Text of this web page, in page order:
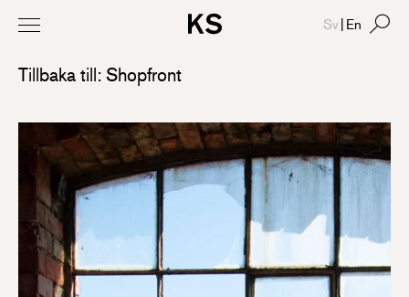
Tillbaka till: Shopfront
Sv | En